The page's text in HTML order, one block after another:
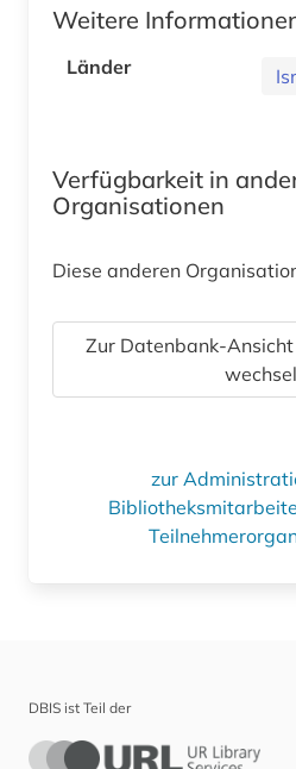
Weitere
Länder
Verfügbarkeit in
Organisationen
Diese anderen
Zur Datenbank-
zur
DBIS ist Teil der